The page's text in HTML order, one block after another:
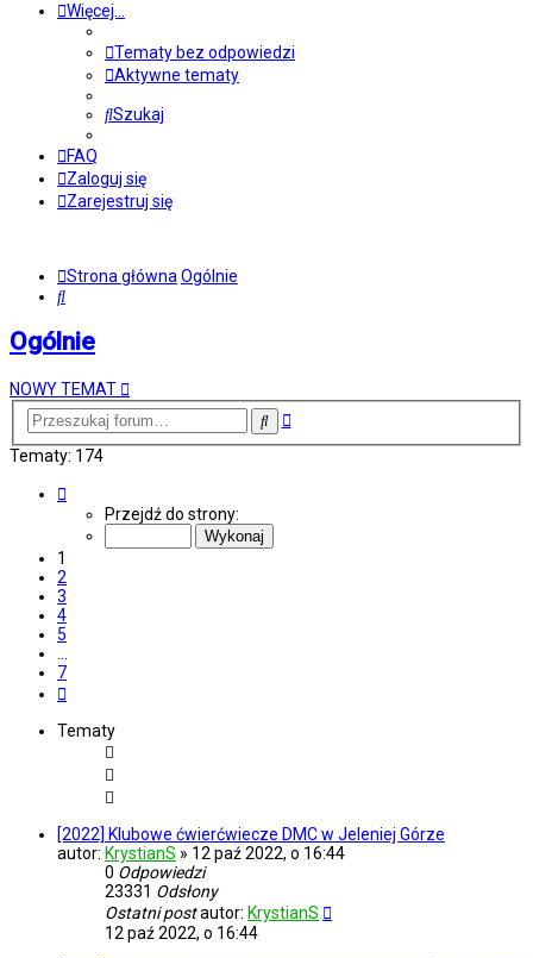
Więcej…
Tematy bez odpowiedzi
Aktywne tematy
Szukaj
FAQ
Zaloguj się
Zarejestruj się
Strona główna Ogólnie
Szukaj
Ogólnie
NOWY TEMAT
SzukajWyszukiwanie
Tematy: 174
Przejdź do strony:
1
2
3
4
5
…
7
Tematy
[2022] Klubowe ćwierćwiecze DMC w Jeleniej Górze
autor: KrystianS » 12 paź 2022, o 16:44
0 Odpowiedzi
23331 Odsłony
Ostatni postautor: KrystianS
12 paź 2022, o 16:44